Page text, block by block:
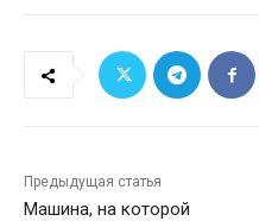
Предыдущая статья
Машина, на которой